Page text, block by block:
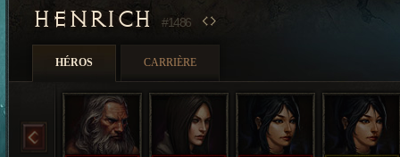
HENRICH #1486
HÉROS CARRIÈRE